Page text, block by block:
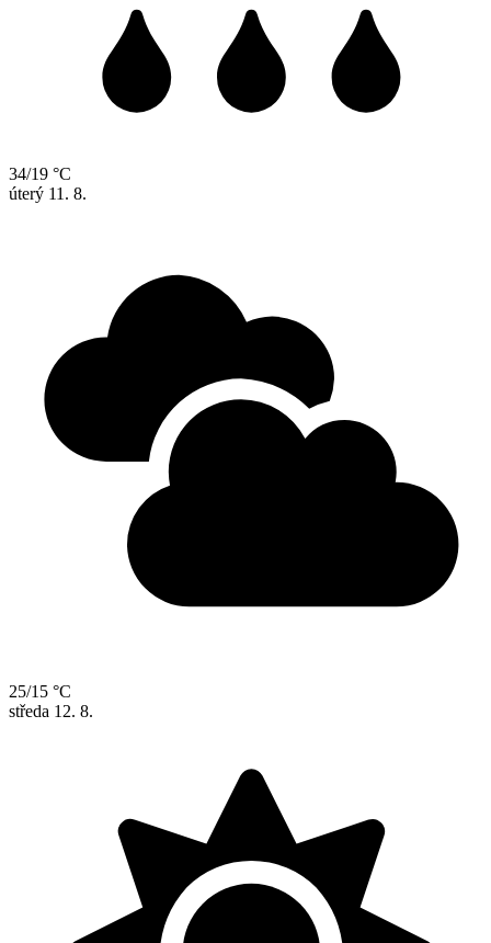
34/19 °C
úterý 11. 8.
25/15 °C
středa 12. 8.